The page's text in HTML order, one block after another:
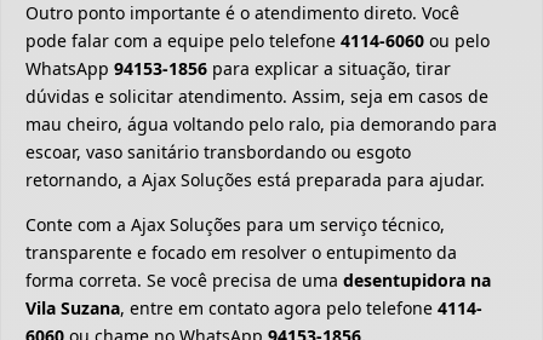
Outro ponto importante é o atendimento direto. Você
pode falar com a equipe pelo telefone 4114-6060 ou pelo
WhatsApp 94153-1856 para explicar a situação, tirar
dúvidas e solicitar atendimento. Assim, seja em casos de
mau cheiro, água voltando pelo ralo, pia demorando para
escoar, vaso sanitário transbordando ou esgoto
retornando, a Ajax Soluções está preparada para ajudar.
Conte com a Ajax Soluções para um serviço técnico,
transparente e focado em resolver o entupimento da
forma correta. Se você precisa de uma desentupidora na
Vila Suzana, entre em contato agora pelo telefone 4114-